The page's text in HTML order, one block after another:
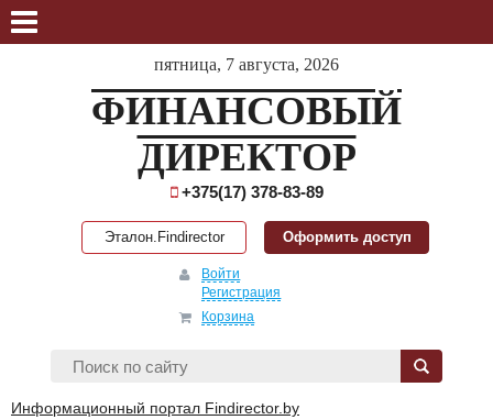
пятница, 7 августа, 2026
ФИНАНСОВЫЙ
ДИРЕКТОР
+375(17) 378-83-89
Эталон.Findirector Оформить доступ
Войти
Регистрация
Корзина
Информационный портал Findirector.by